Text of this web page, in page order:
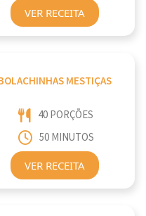
VER RECEITA
MESTIÇAS
40 PORÇÕES
50 MINUTOS
VER RECEITA